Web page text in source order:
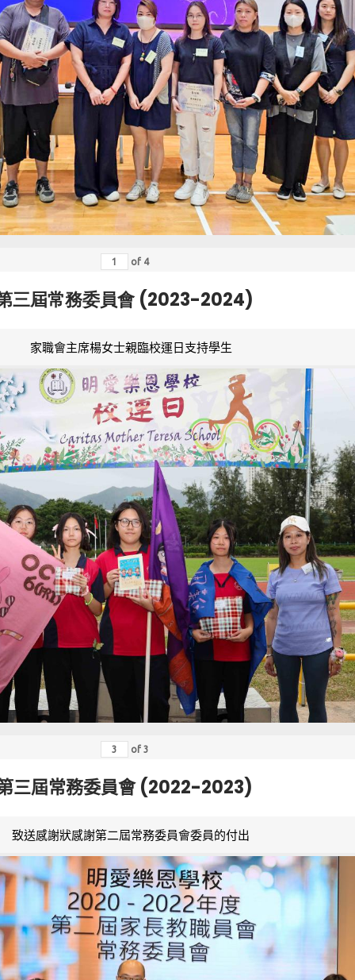
of 4
三屆常務委員會 (2023-2024)
家職會主席楊女士親臨校運日支持學生
of 3
三屆常務委員會 (2022-2023)
致送感謝狀感謝第二屆常務委員會委員的付出